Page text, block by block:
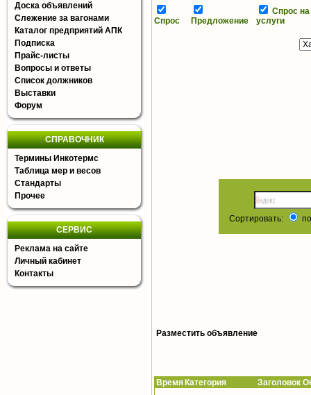
Доска объявлений
Слежение за вагонами
Каталог предприятий АПК
Подписка
Прайс-листы
Вопросы и ответы
Список должников
Выставки
Форум
СПРАВОЧНИК
Термины Инкотермс
Таблица мер и весов
Стандарты
Прочее
СЕРВИС
Реклама на сайте
Личный кабинет
Контакты
Спрос Предложение
Спрос на
услуги
Сортировать:
Разместить объявление
Время Категория Заголовок